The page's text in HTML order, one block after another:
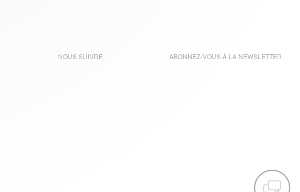
NOUS SUIVRE ABONNEZ-VOUS À LA NEWSLETTER